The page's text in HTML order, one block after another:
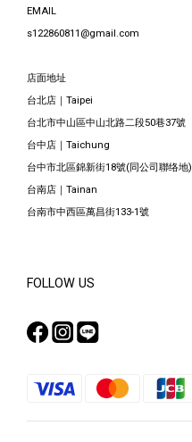
EMAIL
s122860811@gmail.com
店面地址
台北店｜Taipei
台北市中山區中山北路二段50巷37號
台中店｜Taichung
台中市北區錦新街18號(同公司聯络地)
台南店｜Tainan
台南市中西區萬昌街133-1號
FOLLOW US